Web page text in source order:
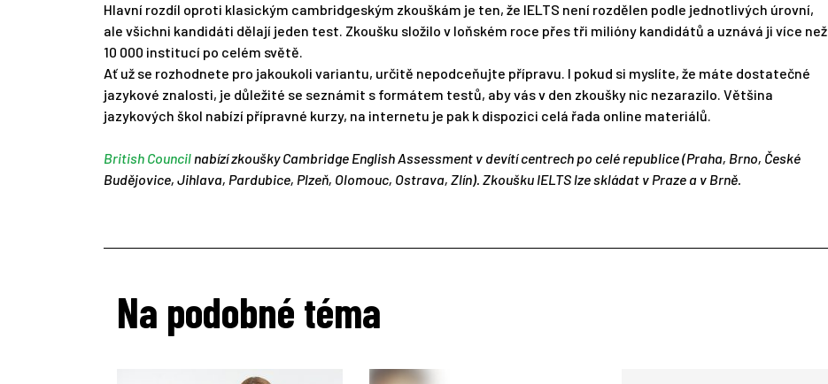
Hlavní rozdíl oproti klasickým cambridgeským zkouškám je ten, že IELTS není rozdělen podle jednotlivých úrovní,
ale všichni kandidáti dělají jeden test. Zkoušku složilo v loňském roce přes tři milióny kandidátů a uznává ji více než
10 000 institucí po celém světě.
Ať už se rozhodnete pro jakoukoli variantu, určitě nepodceňujte přípravu. I pokud si myslíte, že máte dostatečné
jazykové znalosti, je důležité se seznámit s formátem testů, aby vás v den zkoušky nic nezarazilo. Většina
jazykových škol nabízí přípravné kurzy, na internetu je pak k dispozici celá řada online materiálů.
British Council nabízí zkoušky Cambridge English Assessment v devítí centrech po celé republice (Praha, Brno, České
Budějovice, Jihlava, Pardubice, Plzeň, Olomouc, Ostrava, Zlín). Zkoušku IELTS lze skládat v Praze a v Brně.
Na podobné téma